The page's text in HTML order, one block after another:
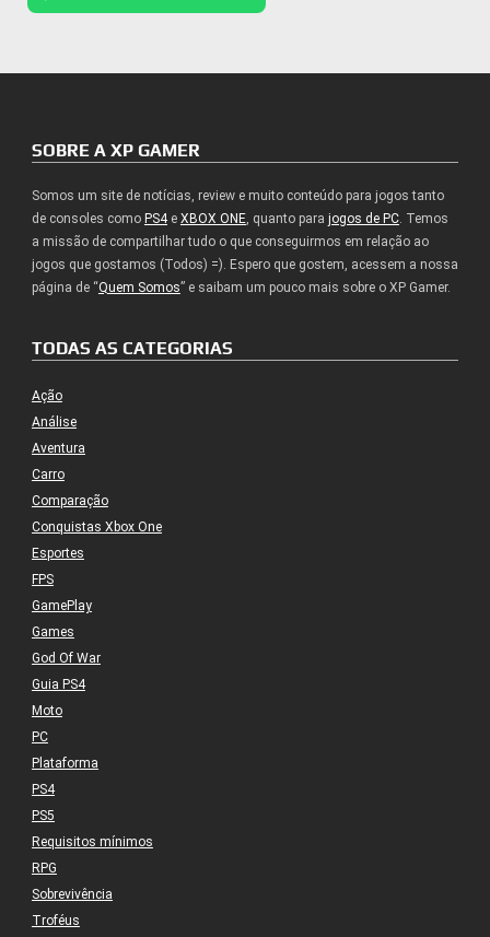
SOBRE A XP GAMER
Somos um site de notícias, review e muito conteúdo para jogos tanto
de consoles como PS4e XBOX ONE, quanto para jogos de PC. Temos
a missão de compartilhar tudo o que conseguirmos em relação ao
jogos que gostamos (Todos) =). Espero que gostem, acessem a nossa
página de “Quem Somos” e saibam um pouco mais sobre o XP Gamer.
TODAS AS CATEGORIAS
Ação
Análise
Aventura
Carro
Comparação
Conquistas Xbox One
Esportes
FPS
GamePlay
Games
God Of War
Guia PS4
Moto
PC
Plataforma
PS4
PS5
Requisitos mínimos
RPG
Sobrevivência
Troféus